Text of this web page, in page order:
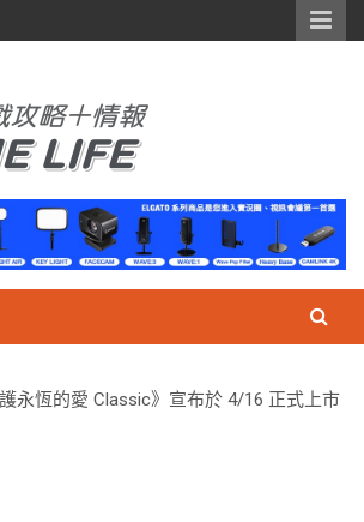
護永恆的愛 Classic》宣布於 4/16 正式上市